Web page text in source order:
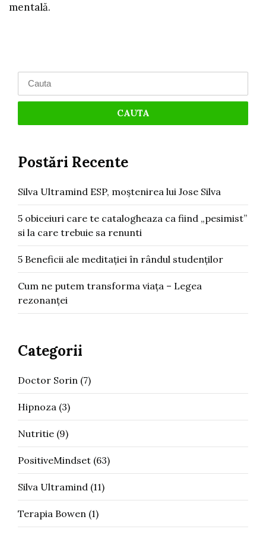
mentală.
for:
Postări Recente
Silva Ultramind ESP, moștenirea lui Jose Silva
5 obiceiuri care te catalogheaza ca fiind „pesimist”
si la care trebuie sa renunti
5 Beneficii ale meditației în rândul studenților
Cum ne putem transforma viața – Legea
rezonanței
Categorii
Doctor Sorin (7)
Hipnoza (3)
Nutritie (9)
PositiveMindset (63)
Silva Ultramind (11)
Terapia Bowen (1)